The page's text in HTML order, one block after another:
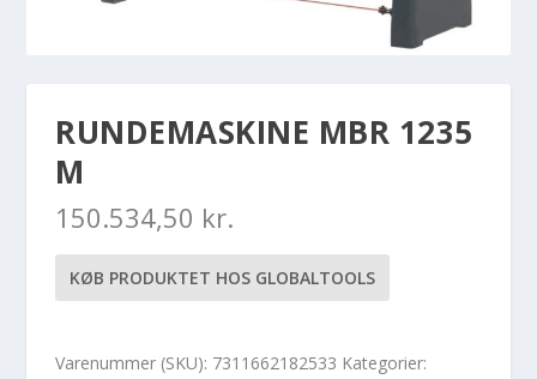
RUNDEMASKINE MBR 1235
M
150.534,50 kr.
KØB PRODUKTET HOS GLOBALTOOLS
Varenummer (SKU): 7311662182533 Kategorier: